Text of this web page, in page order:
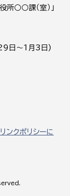
○○課（室）」
29日～1月3日)
ンクポリシーに